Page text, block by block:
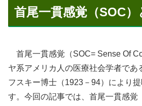
首尾一貫感覚（SOC）
首尾一貫感覚（SOC= Sense Of
ヤ系アメリカ人の医療社会学者であ
フスキー博士（1923－94）により
す。今回の記事では、首尾一貫感覚